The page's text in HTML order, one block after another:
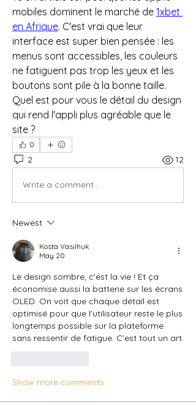
mobiles dominent le marché de 1xbet
en Afrique. C'est vrai que leur
interface est super bien pensée : les
menus sont accessibles, les couleurs
ne fatiguent pas trop les yeux et les
boutons sont pile à la bonne taille.
Quel est pour vous le détail du design
qui rend l'appli plus agréable que le
site ?
0
2 12
Write a comment...
Newest
Kosta Vasilhuk
May 20
Le design sombre, c'est la vie ! Et ça
économise aussi la batterie sur les écrans
OLED. On voit que chaque détail est
optimisé pour que l'utilisateur reste le plus
longtemps possible sur la plateforme
sans ressentir de fatigue. C'est tout un art.
Show more comments